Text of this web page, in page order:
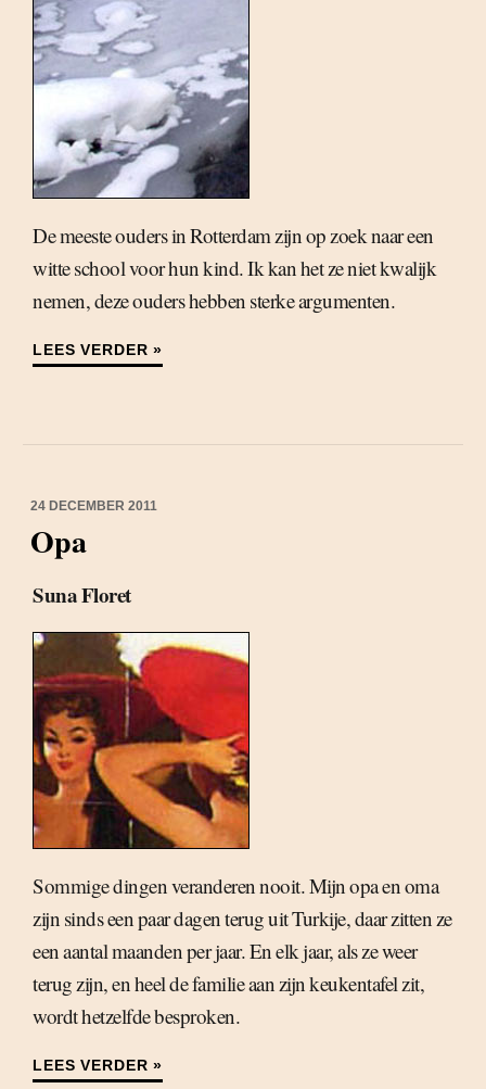
De meeste ouders in Rotterdam zijn op zoek naar een
witte school voor hun kind. Ik kan het ze niet kwalijk
nemen, deze ouders hebben sterke argumenten.
LEES VERDER »
24 DECEMBER 2011
Opa
Suna Floret
Sommige dingen veranderen nooit. Mijn opa en oma
zijn sinds een paar dagen terug uit Turkije, daar zitten ze
een aantal maanden per jaar. En elk jaar, als ze weer
terug zijn, en heel de familie aan zijn keukentafel zit,
wordt hetzelfde besproken.
LEES VERDER »